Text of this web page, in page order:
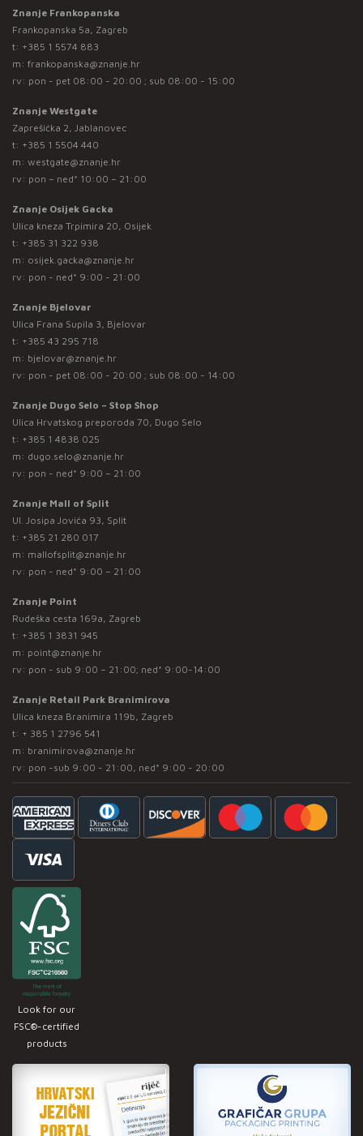
Znanje Frankopanska
Frankopanska 5a, Zagreb
t: +385 1 5574 883
m: frankopanska@znanje.hr
rv: pon - pet 08:00 - 20:00 ; sub 08:00 - 15:00
Znanje Westgate
Zaprešićka 2, Jablanovec
t: +385 1 5504 440
m: westgate@znanje.hr
rv: pon – ned* 10:00 – 21:00
Znanje Osijek Gacka
Ulica kneza Trpimira 20, Osijek
t: +385 31 322 938
m: osijek.gacka@znanje.hr
rv: pon - ned* 9:00 - 21:00
Znanje Bjelovar
Ulica Frana Supila 3, Bjelovar
t: +385 43 295 718
m: bjelovar@znanje.hr
rv: pon - pet 08:00 - 20:00 ; sub 08:00 - 14:00
Znanje Dugo Selo – Stop Shop
Ulica Hrvatskog preporoda 70, Dugo Selo
t: +385 1 4838 025
m: dugo.selo@znanje.hr
rv: pon - ned* 9:00 – 21:00
Znanje Mall of Split
Ul. Josipa Jovića 93, Split
t: +385 21 280 017
m: mallofsplit@znanje.hr
rv: pon - ned* 9:00 – 21:00
Znanje Point
Rudeška cesta 169a, Zagreb
t: +385 1 3831 945
m: point@znanje.hr
rv: pon - sub 9:00 – 21:00; ned* 9:00-14:00
Znanje Retail Park Branimirova
Ulica kneza Branimira 119b, Zagreb
t: + 385 1 2796 541
m: branimirova@znanje.hr
rv: pon -sub 9:00 - 21:00, ned* 9:00 - 20:00
Look for our
FSC®-certified
products